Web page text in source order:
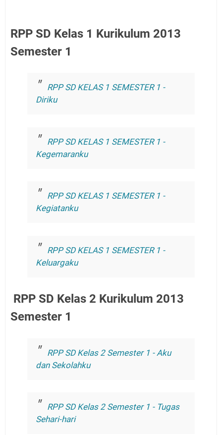
RPP SD Kelas 1 Kurikulum 2013
Semester 1
RPP SD KELAS 1 SEMESTER 1 -
Diriku
RPP SD KELAS 1 SEMESTER 1 -
Kegemaranku
RPP SD KELAS 1 SEMESTER 1 -
Kegiatanku
RPP SD KELAS 1 SEMESTER 1 -
Keluargaku
RPP SD Kelas 2 Kurikulum 2013
Semester 1
RPP SD Kelas 2 Semester 1 - Aku
dan Sekolahku
RPP SD Kelas 2 Semester 1 - Tugas
Sehari-hari